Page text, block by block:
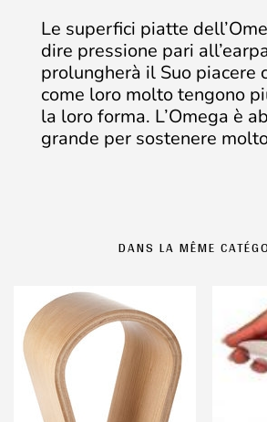
Le superfici piatte
dire pressione pari
prolungherà il Suo piacere
come loro molto tengono
la loro forma. L’Omega è
grande per sostenere
DANS LA MÊME